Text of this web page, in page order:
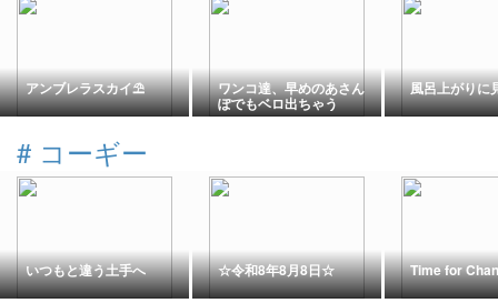
アンブレラスカイ⛱️ ワンコ達、早めのあさん
ぽでもベロ出ちゃう
風呂上がりに
# コーギー
いつもと違う土手へ ☆令和8年8月8日☆ Time for